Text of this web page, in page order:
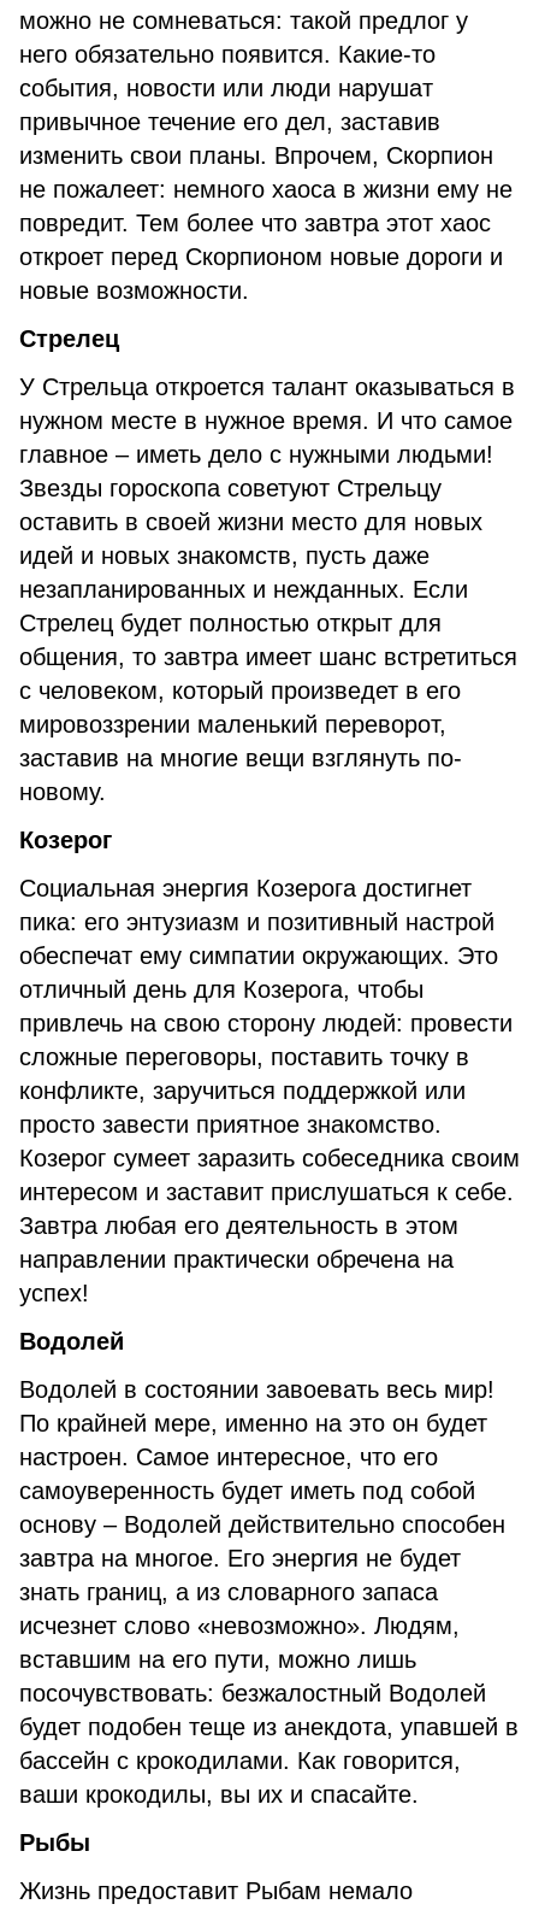
можно не сомневаться: такой предлог у
него обязательно появится. Какие-то
события, новости или люди нарушат
привычное течение его дел, заставив
изменить свои планы. Впрочем, Скорпион
не пожалеет: немного хаоса в жизни ему не
повредит. Тем более что завтра этот хаос
откроет перед Скорпионом новые дороги и
новые возможности.
Стрелец
У Стрельца откроется талант оказываться в
нужном месте в нужное время. И что самое
главное – иметь дело с нужными людьми!
Звезды гороскопа советуют Стрельцу
оставить в своей жизни место для новых
идей и новых знакомств, пусть даже
незапланированных и нежданных. Если
Стрелец будет полностью открыт для
общения, то завтра имеет шанс встретиться
с человеком, который произведет в его
мировоззрении маленький переворот,
заставив на многие вещи взглянуть по-
новому.
Козерог
Социальная энергия Козерога достигнет
пика: его энтузиазм и позитивный настрой
обеспечат ему симпатии окружающих. Это
отличный день для Козерога, чтобы
привлечь на свою сторону людей: провести
сложные переговоры, поставить точку в
конфликте, заручиться поддержкой или
просто завести приятное знакомство.
Козерог сумеет заразить собеседника своим
интересом и заставит прислушаться к себе.
Завтра любая его деятельность в этом
направлении практически обречена на
успех!
Водолей
Водолей в состоянии завоевать весь мир!
По крайней мере, именно на это он будет
настроен. Самое интересное, что его
самоуверенность будет иметь под собой
основу – Водолей действительно способен
завтра на многое. Его энергия не будет
знать границ, а из словарного запаса
исчезнет слово «невозможно». Людям,
вставшим на его пути, можно лишь
посочувствовать: безжалостный Водолей
будет подобен теще из анекдота, упавшей в
бассейн с крокодилами. Как говорится,
ваши крокодилы, вы их и спасайте.
Рыбы
Жизнь предоставит Рыбам немало